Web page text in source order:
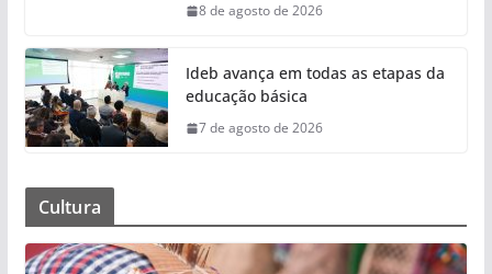
8 de agosto de 2026
Ideb avança em todas as etapas da
educação básica
7 de agosto de 2026
Cultura